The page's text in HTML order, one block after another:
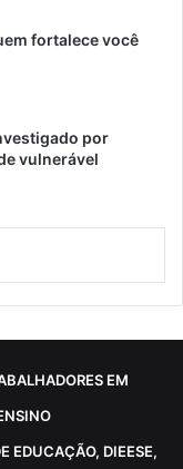
fortalece você
por
vulnerável
EM
EDUCAÇÃO, DIEESE,